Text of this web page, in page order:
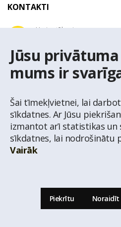
Jūsu
mums ir
Šai tīmekļvietnei, lai
sīkdatnes. Ar Jūsu
izmantot arī statistikas un
sīkdatnes, lai nodrošinātu
Vairāk
Piekrītu Noraidīt
© Nekustamo īpašumu aģentūra Latio.
KONTAKTI
Uzziņu tālrunis
E-pasta adrese
latio@latio.lv